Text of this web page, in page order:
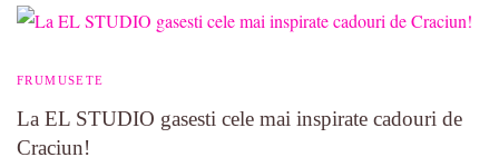
FRUMUSETE
La EL STUDIO gasesti cele mai inspirate cadouri de
Craciun!